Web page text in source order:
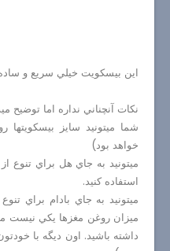
اين بيسكويت خيلي سريع و
نكات آنچناني نداره اما توضيح
شما ميتونيد سايز بيسكويتها
خواهد بود)
ميتونيد به جاي هل براي تنوع
استفاده كنيد.
ميتونيد به جاي بادام براي
ميزان روغن مغزها يكي نيست
داشته باشيد. اون ديگه با